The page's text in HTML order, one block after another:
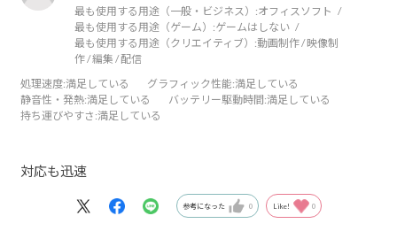
最も使用する用途（一般・ビジネス）:オフィスソフト
最も使用する用途（ゲーム）:ゲームはしない
最も使用する用途（クリエイティブ）:動画制作 / 映像制
作 / 編集 / 配信
処理速度:満足している グラフィック性能:満足している
静音性・発熱:満足している バッテリー駆動時間 :満足している
持ち運びやすさ :満足している
対応も迅速
参考になった 0 Like! 0